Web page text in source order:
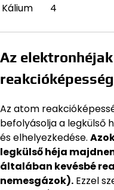
Kálium
4
Az
Az atom
befolyásolja a legkülső
és elhelyezkedése.
legkülső héja
általában kevésbé
nemesgázok). Ezzel